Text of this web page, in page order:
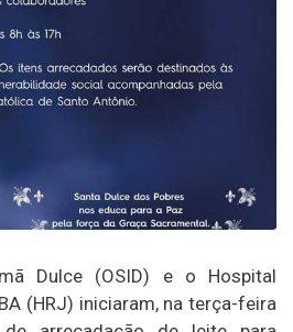
Dulce (OSID) e o Hospital
(HRJ) iniciaram, na terça-feira